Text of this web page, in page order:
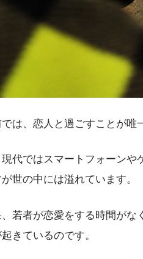
は、恋人と過ごすことが唯
現代ではスマートフォーン
世の中には溢れています。
若者が恋愛をする時間が
きているのです。